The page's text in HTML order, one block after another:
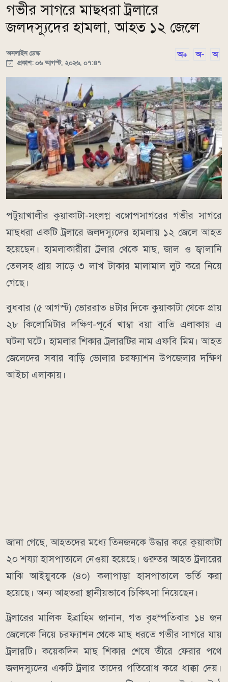
গভীর সাগরে মাছধরা ট্রলারে
জলদস্যুদের হামলা, আহত ১২ জেলে
অনলাইন ডেস্ক
প্রকাশ: ০৬ আগস্ট, ২০২৬, ০৭:৪৭
অ+ অ- অ
পটুয়াখালীর কুয়াকাটা-সংলগ্ন বঙ্গোপসাগরের গভীর সাগরে
মাছধরা একটি ট্রলারে জলদস্যুদের হামলায় ১২ জেলে আহত
হয়েছেন। হামলাকারীরা ট্রলার থেকে মাছ, জাল ও জ্বালানি
তেলসহ প্রায় সাড়ে ৩ লাখ টাকার মালামাল লুট করে নিয়ে
গেছে।
বুধবার (৫ আগস্ট) ভোররাত ৪টার দিকে কুয়াকাটা থেকে প্রায়
২৮ কিলোমিটার দক্ষিণ-পূর্বে খাম্বা বয়া বাতি এলাকায় এ
ঘটনা ঘটে। হামলার শিকার ট্রলারটির নাম এফবি মিম। আহত
জেলেদের সবার বাড়ি ভোলার চরফ্যাশন উপজেলার দক্ষিণ
আইচা এলাকায়।
জানা গেছে, আহতদের মধ্যে তিনজনকে উদ্ধার করে কুয়াকাটা
২০ শয্যা হাসপাতালে নেওয়া হয়েছে। গুরুতর আহত ট্রলারের
মাঝি আইয়ুবকে (৪০) কলাপাড়া হাসপাতালে ভর্তি করা
হয়েছে। অন্য আহতরা স্থানীয়ভাবে চিকিৎসা নিয়েছেন।
ট্রলারের মালিক ইব্রাহিম জানান, গত বৃহস্পতিবার ১৪ জন
জেলেকে নিয়ে চরফ্যাশন থেকে মাছ ধরতে গভীর সাগরে যায়
ট্রলারটি। কয়েকদিন মাছ শিকার শেষে তীরে ফেরার পথে
জলদস্যুদের একটি ট্রলার তাদের গতিরোধ করে ধাক্কা দেয়।